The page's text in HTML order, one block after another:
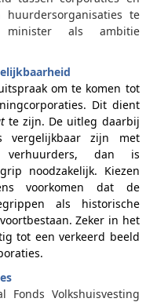
te
als ambitie
om te komen tot
Dit dient
te zijn. De uitleg daarbij
vergelijkbaar zijn met
verhuurders, dan is
noodzakelijk. Kiezen
voorkomen dat de
als historische
Zeker in het
tot een verkeerd beeld
Volkshuisvesting